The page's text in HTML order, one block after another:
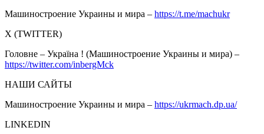
Машиностроение Украины и мира – https://t.me/machukr
Х (TWITTER)
Головне – Україна ! (Машиностроение Украины и мира) –
https://twitter.com/inbergMck
НАШИ САЙТЫ
Машиностроение Украины и мира – https://ukrmach.dp.ua/
LINKEDIN